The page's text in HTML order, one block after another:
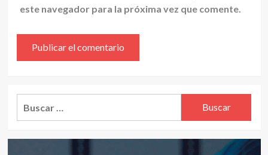
este navegador para la próxima vez que comente.